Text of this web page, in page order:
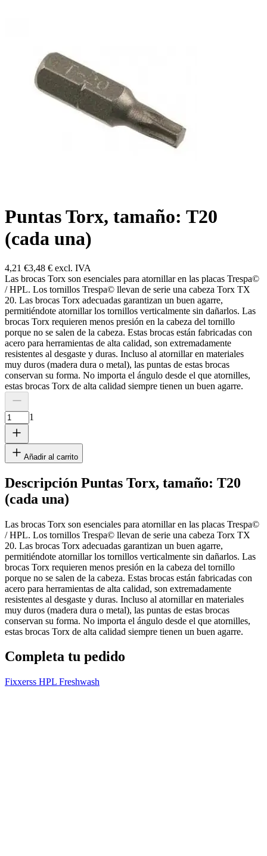
Puntas Torx, tamaño: T20
(cada una)
4,21 €3,48 € excl. IVA
Las brocas Torx son esenciales para atornillar en las placas Trespa©
/ HPL. Los tornillos Trespa© llevan de serie una cabeza Torx TX
20. Las brocas Torx adecuadas garantizan un buen agarre,
permitiéndote atornillar los tornillos verticalmente sin dañarlos. Las
brocas Torx requieren menos presión en la cabeza del tornillo
porque no se salen de la cabeza. Estas brocas están fabricadas con
acero para herramientas de alta calidad, son extremadamente
resistentes al desgaste y duras. Incluso al atornillar en materiales
muy duros (madera dura o metal), las puntas de estas brocas
conservan su forma. No importa el ángulo desde el que atornilles,
estas brocas Torx de alta calidad siempre tienen un buen agarre.
1
Añadir al carrito
Descripción Puntas Torx, tamaño: T20
(cada una)
Las brocas Torx son esenciales para atornillar en las placas Trespa©
/ HPL. Los tornillos Trespa© llevan de serie una cabeza Torx TX
20. Las brocas Torx adecuadas garantizan un buen agarre,
permitiéndote atornillar los tornillos verticalmente sin dañarlos. Las
brocas Torx requieren menos presión en la cabeza del tornillo
porque no se salen de la cabeza. Estas brocas están fabricadas con
acero para herramientas de alta calidad, son extremadamente
resistentes al desgaste y duras. Incluso al atornillar en materiales
muy duros (madera dura o metal), las puntas de estas brocas
conservan su forma. No importa el ángulo desde el que atornilles,
estas brocas Torx de alta calidad siempre tienen un buen agarre.
Completa tu pedido
Fixxerss HPL Freshwash